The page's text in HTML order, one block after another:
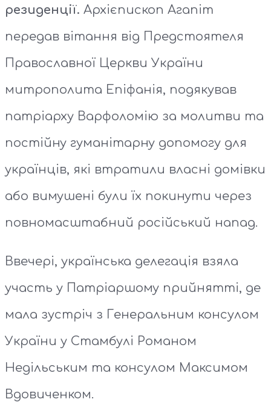
резиденції. Архієпископ Агапіт
передав вітання від Предстоятеля
Православної Церкви України
митрополита Епіфанія, подякував
патріарху Варфоломію за молитви та
постійну гуманітарну допомогу для
українців, які втратили власні домівки
або вимушені були їх покинути через
повномасштабний російський напад.
Ввечері, українська делегація взяла
участь у Патріаршому прийнятті, де
мала зустріч з Генеральним консулом
України у Стамбулі Романом
Недільським та консулом Максимом
Вдовиченком.